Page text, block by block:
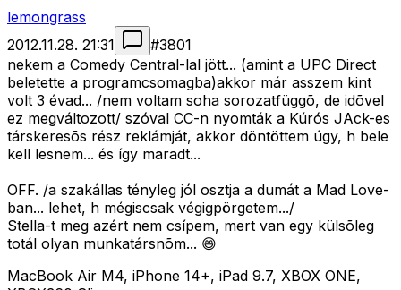
lemongrass
2012.11.28. 21:31
#3801
nekem a Comedy Central-lal jött... (amint a UPC Direct
beletette a programcsomagba)akkor már asszem kint
volt 3 évad... /nem voltam soha sorozatfüggõ, de idõvel
ez megváltozott/ szóval CC-n nyomták a Kúrós JAck-es
társkeresõs rész reklámját, akkor döntöttem úgy, h bele
kell lesnem... és így maradt...
OFF. /a szakállas tényleg jól osztja a dumát a Mad Love-
ban... lehet, h mégiscsak végigpörgetem.../
Stella-t meg azért nem csípem, mert van egy külsõleg
totál olyan munkatársnõm... 😄
MacBook Air M4, iPhone 14+, iPad 9.7, XBOX ONE,